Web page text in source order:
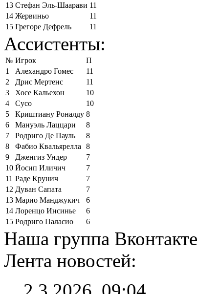
13 Стефан Эль-Шаарави 11
14 Жервиньо
11
15 Грегоре Дефрель 11
Ассистенты:
№ Игрок
П
1
Алехандро Гомес
11
2
Дрис Мертенс
11
3
Хосе Кальехон
10
4
Сусо
10
5
Криштиану Роналду 8
6
Мануэль Лаццари
8
7
Родриго Де Пауль
8
8
Фабио Квальярелла
8
9
Дженгиз Ундер
7
10 Йосип Иличич
7
11 Раде Крунич
7
12 Дуван Сапата
7
13 Марио Манджукич
6
14 Лоренцо Инсинье
6
15 Родриго Паласио 6
Наша группа Вконтакте
Лента новостей: